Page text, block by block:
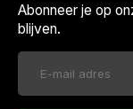
Abonneer je op
blijven.